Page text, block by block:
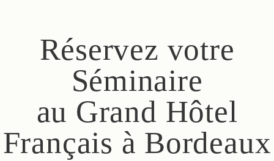
Réservez votre
Séminaire
au Grand Hôtel
Français à Bordeaux